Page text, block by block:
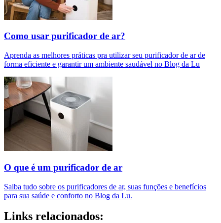
Como usar purificador de ar?
Aprenda as melhores práticas pra utilizar seu purificador de ar de
forma eficiente e garantir um ambiente saudável no Blog da Lu
O que é um purificador de ar​
Saiba tudo sobre os purificadores de ar, suas funções e benefícios
para sua saúde e conforto no Blog da Lu.
Links relacionados: